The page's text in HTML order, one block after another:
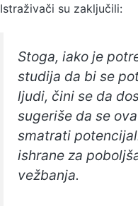
Istraživači su zaključili:
Stoga, iako je
studija da bi se
ljudi, čini se da
sugeriše da se
smatrati
ishrane za
vežbanja.